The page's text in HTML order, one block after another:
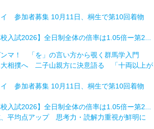
参加者募集 10月11日、桐生で第10回着物
校入試2026】全日制全体の倍率は1.05倍ー第2...
マ！ 「を」の言い方から覗く群馬学入門
大相撲へ 二子山親方に決意語る 「十両以上が
参加者募集 10月11日、桐生で第10回着物
校入試2026】全日制全体の倍率は1.05倍ー第2...
、平均点アップ 思考力・読解力重視が鮮明に